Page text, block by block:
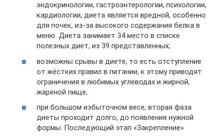
эндокринологии, гастроэнтерологии, психологии,
кардиологии, диета является вредной, особенно
для почек, из-за высокого содержания белка в
меню. Диета занимает 34 место в списке
полезных диет, из 39 представленных;
возможны срывы в диете, то есть отступление
от жёстких правил в питании, к этому приводят
ограничения в любимых углеводах и жирной,
жареной пище;
при большом избыточном весе, вторая фаза
диеты проходит долго, до появления нужной
формы. Последующий этап «Закрепление»